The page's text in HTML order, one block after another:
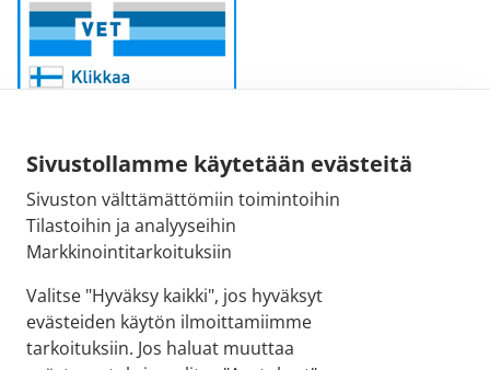
Sivustollamme käytetään evästeitä
Sivuston välttämättömiin toimintoihin
Tilastoihin ja analyyseihin
Markkinointitarkoituksiin
Valitse "Hyväksy kaikki", jos hyväksyt
evästeiden käytön ilmoittamiimme
tarkoituksiin. Jos haluat muuttaa
Sähköpostiosoite:
kirjaamo@fimea.fi
Fimean vaihde:
029 522 3341